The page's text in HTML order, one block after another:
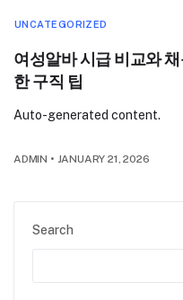
Search
UNCATEGORIZED
여성알바 시급 비교와
한 구직 팁
Auto-generated content.
ADMIN • JANUARY 21, 2026